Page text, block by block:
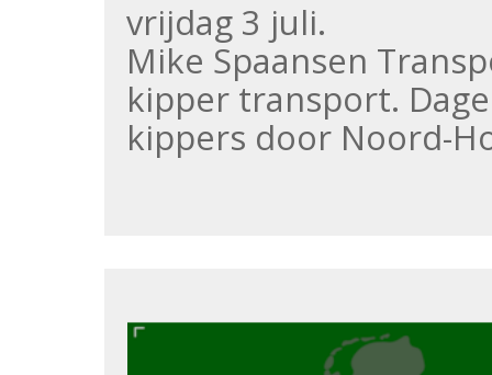
vrijdag 3 juli.
Mike Spaansen
kipper transport.
kippers door Noord-